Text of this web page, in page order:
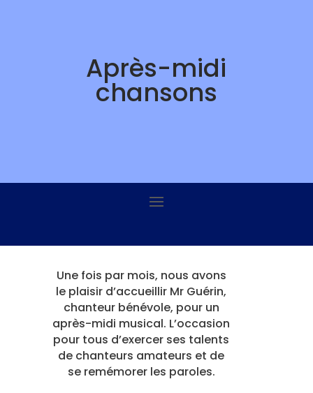
Après-midi
chansons
Une fois par mois, nous avons
le plaisir d’accueillir Mr Guérin,
chanteur bénévole, pour un
après-midi musical. L’occasion
pour tous d’exercer ses talents
de chanteurs amateurs et de
se remémorer les paroles.